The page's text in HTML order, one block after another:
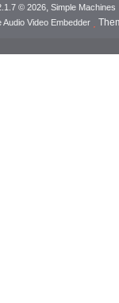
© 2026, Simple Machines
Audio Video Embedder